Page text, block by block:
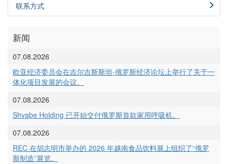
联系方式
新闻
07.08.2026
欧亚经济委员会在吉尔吉斯斯坦-俄罗斯经济论坛上举行了关于一
体化项目发展的会议。
07.08.2026
Shvabe Holding 已开始交付俄罗斯首款家用呼吸机。
07.08.2026
REC 在胡志明市举办的 2026 年越南食品饮料展上组织了“俄罗
斯制造”展览。